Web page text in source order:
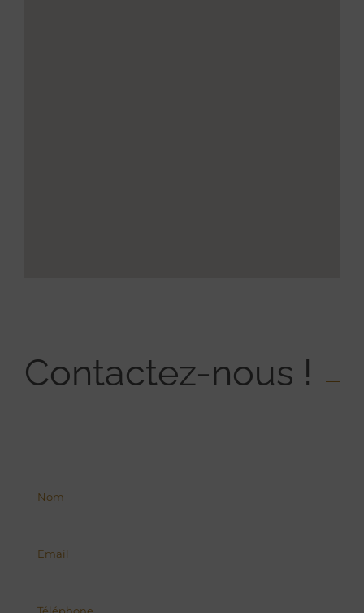
Contactez-nous !